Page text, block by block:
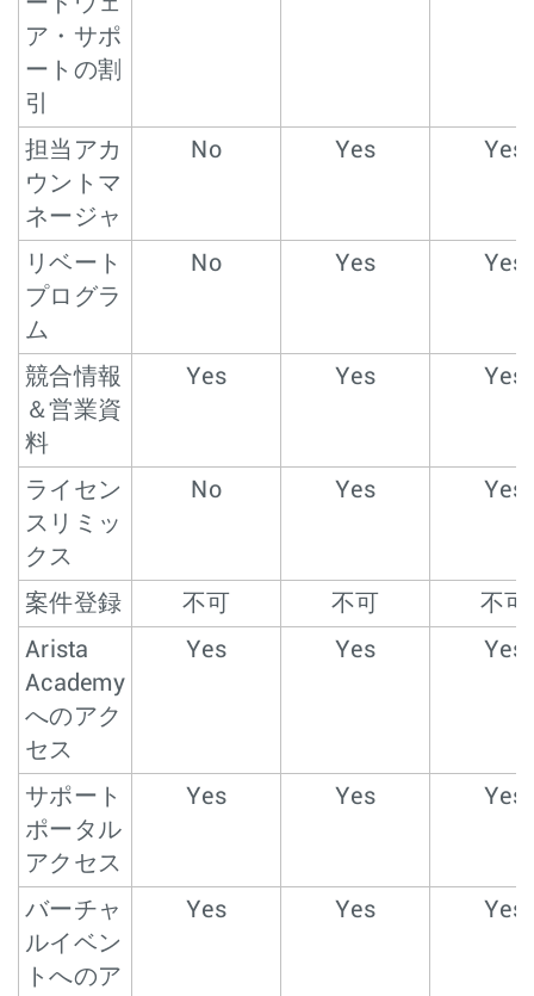
ア・サポ
ートの割
引
担当アカ
ウントマ
ネージャ
No Yes Yes
リベート
プログラ
ム
No Yes Yes
競合情報
＆営業資
料
Yes Yes Yes
ライセン
スリミッ
クス
No Yes Yes
案件登録 不可 不可
不可
Arista
Academy
へのアク
セス
Yes Yes Yes
サポート
ポータル
アクセス
Yes Yes Yes
バーチャ
ルイベン
トへのア
Yes Yes Yes